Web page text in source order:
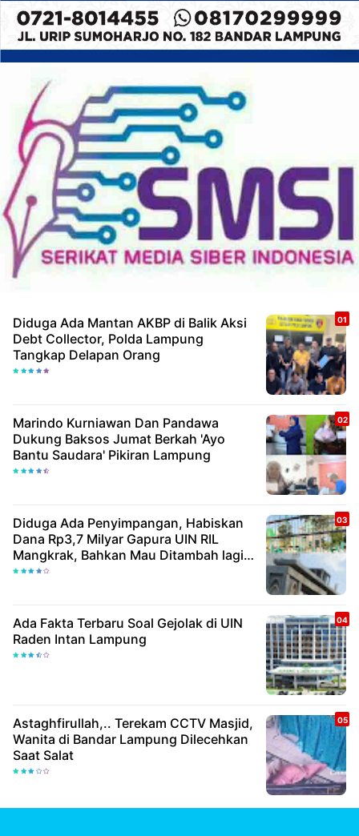
Diduga Ada Mantan AKBP di Balik Aksi
Debt Collector, Polda Lampung
Tangkap Delapan Orang
Marindo Kurniawan Dan Pandawa
Dukung Baksos Jumat Berkah 'Ayo
Bantu Saudara' Pikiran Lampung
Diduga Ada Penyimpangan, Habiskan
Dana Rp3,7 Milyar Gapura UIN RIL
Mangkrak, Bahkan Mau Ditambah lagi 7
Milyar
Ada Fakta Terbaru Soal Gejolak di UIN
Raden Intan Lampung
Astaghfirullah,.. Terekam CCTV Masjid,
Wanita di Bandar Lampung Dilecehkan
Saat Salat